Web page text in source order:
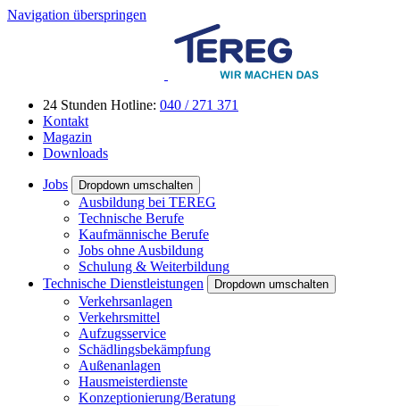
Navigation überspringen
24 Stunden Hotline: 040 / 271 371
Kontakt
Magazin
Downloads
Jobs Dropdown umschalten
Ausbildung bei TEREG
Technische Berufe
Kaufmännische Berufe
Jobs ohne Ausbildung
Schulung & Weiterbildung
Technische Dienstleistungen
Dropdown umschalten
Verkehrsanlagen
Verkehrsmittel
Aufzugsservice
Schädlingsbekämpfung
Außenanlagen
Hausmeisterdienste
Konzeptionierung/Beratung